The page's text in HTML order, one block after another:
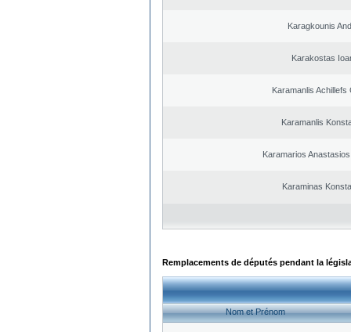
Karagkounis
Karakostas
Karamanlis Achillefs
Karamanlis
Karamarios
Karaminas
Remplacements de députés pendant la
Nom et Prénom